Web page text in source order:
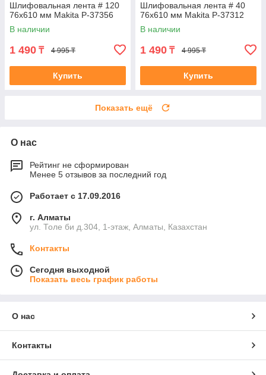
Шлифовальная лента # 120
76x610 мм Makita P-37356
В наличии
1 490 ₸ 4 995 ₸
Купить
Шлифовальная лента # 40
76x610 мм Makita P-37312
В наличии
1 490 ₸ 4 995 ₸
Купить
Показать ещё
О нас
Рейтинг не сформирован
Менее 5 отзывов за последний год
Работает с 17.09.2016
г. Алматы
ул. Толе би д.304, 1-этаж, Алматы, Казахстан
Контакты
Сегодня выходной
Показать весь график работы
О нас
Контакты